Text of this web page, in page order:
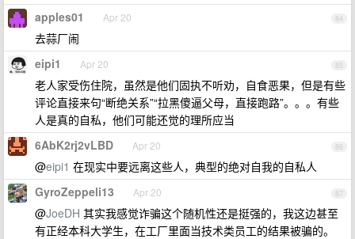
84
apples01 Apr 20
去蒜厂闹
85
eipi1 Apr 20
老人家受伤住院，虽然是他们固执不听劝，自食恶果，但是有些
评论直接来句“断绝关系”“拉黑傻逼父母，直接跑路”。。。有些
人是真的自私，他们可能还觉的理所应当
86
6AbK2rj2vLBD Apr 20
@eipi1 在现实中要远离这些人，典型的绝对自我的自私人
87
GyroZeppeli13 Apr 20
@JoeDH 其实我感觉诈骗这个随机性还是挺强的，我这边甚至
有正经本科大学生，在工厂里面当技术类员工的结果被骗的。